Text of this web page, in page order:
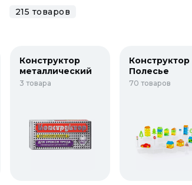
215 товаров
Конструктор
металлический
3 товара
Конструктор
Полесье
70 товаров